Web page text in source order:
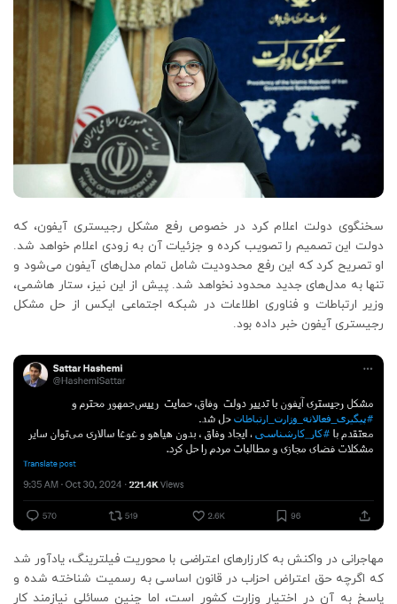
سخنگوی دولت اعلام کرد در خصوص رفع مشکل رجیستری آیفون، که
دولت این تصمیم را تصویب کرده و جزئیات آن به زودی اعلام خواهد شد.
او تصریح کرد که این رفع محدودیت شامل تمام مدل‌های آیفون می‌شود و
تنها به مدل‌های جدید محدود نخواهد شد. پیش از این نیز، ستار هاشمی،
وزیر ارتباطات و فناوری اطلاعات در شبکه اجتماعی ایکس از حل مشکل
رجیستری آیفون خبر داده بود.
مهاجرانی در واکنش به کارزارهای اعتراضی با محوریت فیلترینگ، یادآور شد
که اگرچه حق اعتراض احزاب در قانون اساسی به رسمیت شناخته شده و
پاسخ به آن در اختیار وزارت کشور است، اما چنین مسائلی نیازمند کار